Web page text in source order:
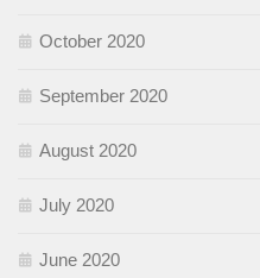
October 2020
September 2020
August 2020
July 2020
June 2020